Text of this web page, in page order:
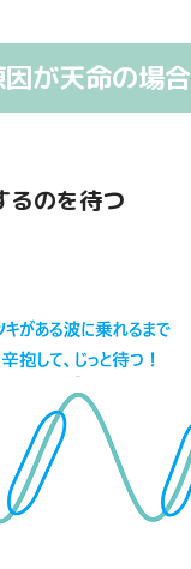
が天命の場合
るのを待つ